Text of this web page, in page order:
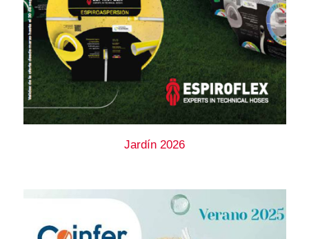
Jardín 2026